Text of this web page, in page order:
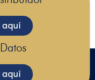
aquí
aquí